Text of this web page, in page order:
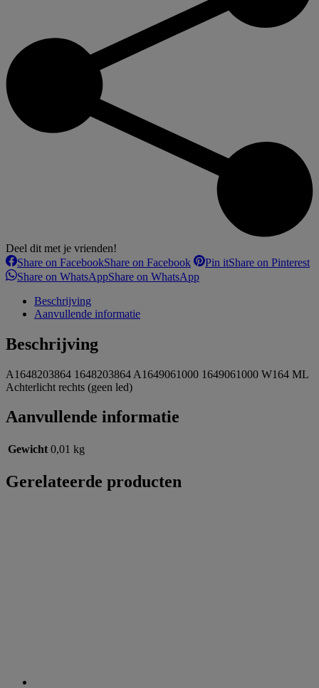
Deel dit met je vrienden!
Share on FacebookShare on Facebook Pin itShare on Pinterest
Share on WhatsAppShare on WhatsApp
Beschrijving
Aanvullende informatie
Beschrijving
A1648203864 1648203864 A1649061000 1649061000 W164 ML
Achterlicht rechts (geen led)
Aanvullende informatie
Gewicht 0,01 kg
Gerelateerde producten